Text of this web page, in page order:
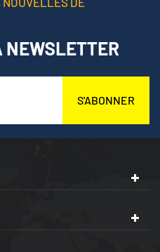
NEWSLETTER
S'ABONNER